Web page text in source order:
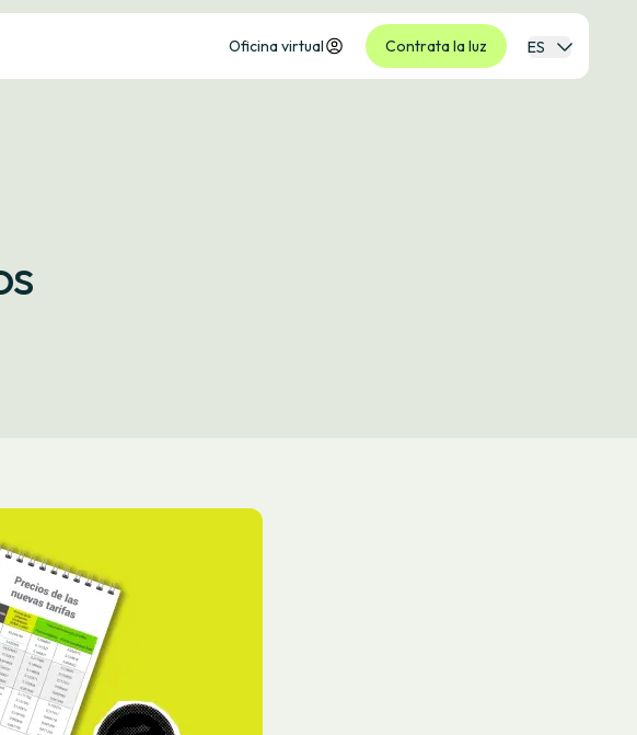
Oficina virtual Contrata la luz ES